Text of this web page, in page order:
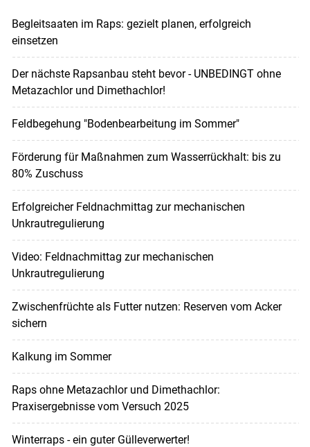
Begleitsaaten im Raps: gezielt planen, erfolgreich
einsetzen
Der nächste Rapsanbau steht bevor - UNBEDINGT ohne
Metazachlor und Dimethachlor!
Feldbegehung "Bodenbearbeitung im Sommer"
Förderung für Maßnahmen zum Wasserrückhalt: bis zu
80% Zuschuss
Erfolgreicher Feldnachmittag zur mechanischen
Unkrautregulierung
Video: Feldnachmittag zur mechanischen
Unkrautregulierung
Zwischenfrüchte als Futter nutzen: Reserven vom Acker
sichern
Kalkung im Sommer
Raps ohne Metazachlor und Dimethachlor:
Praxisergebnisse vom Versuch 2025
Winterraps - ein guter Gülleverwerter!